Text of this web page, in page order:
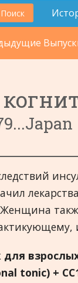
Поиск
для
tonic) + CC